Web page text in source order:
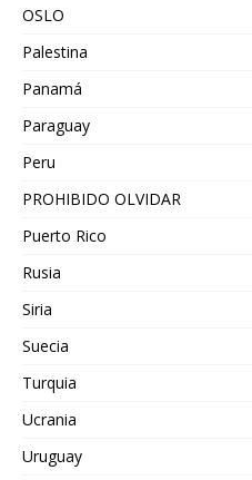
OSLO
Palestina
Panamá
Paraguay
Peru
PROHIBIDO OLVIDAR
Puerto Rico
Rusia
Siria
Suecia
Turquia
Ucrania
Uruguay